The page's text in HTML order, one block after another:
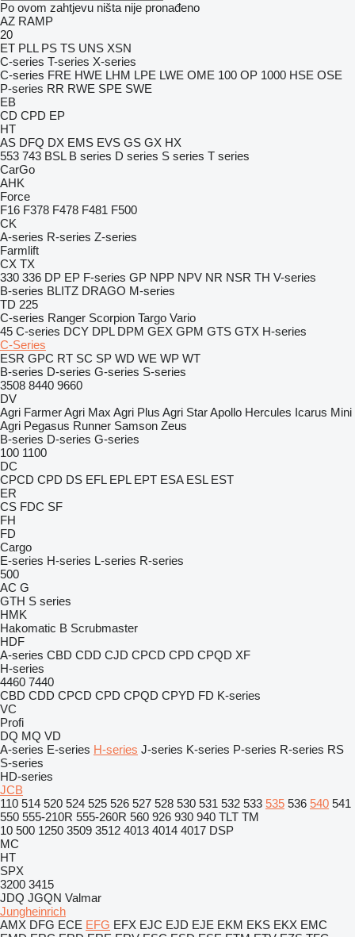
Po ovom zahtjevu ništa nije pronađeno
AZ RAMP
20
ET PLL PS TS UNS XSN
C-series T-series X-series
C-series FRE HWE LHM LPE LWE OME 100 OP 1000 HSE OSE
P-series RR RWE SPE SWE
EB
CD CPD EP
HT
AS DFQ DX EMS EVS GS GX HX
553 743 BSL B series D series S series T series
CarGo
AHK
Force
F16 F378 F478 F481 F500
CK
A-series R-series Z-series
Farmlift
CX TX
330 336 DP EP F-series GP NPP NPV NR NSR TH V-series
B-series BLITZ DRAGO M-series
TD 225
C-series Ranger Scorpion Targo Vario
45 C-series DCY DPL DPM GEX GPM GTS GTX H-series
C-Series
ESR GPC RT SC SP WD WE WP WT
B-series D-series G-series S-series
3508 8440 9660
DV
Agri FarmerAgri Max Agri Plus Agri StarApollo Hercules Icarus Mini
Agri Pegasus Runner Samson Zeus
B-series D-series G-series
100 1100
DC
CPCD CPD DS EFL EPL EPT ESA ESL EST
ER
CS FDC SF
FH
FD
Cargo
E-series H-series L-series R-series
500
AC G
GTH S series
HMK
Hakomatic B Scrubmaster
HDF
A-series CBD CDD CJD CPCD CPD CPQD XF
H-series
4460 7440
CBD CDD CPCD CPD CPQD CPYD FD K-series
VC
Profi
DQ MQ VD
A-series E-series H-series J-series K-series P-series R-series RS
S-series
HD-series
JCB
110 514 520 524 525 526 527 528 530 531 532 533 535 536 540 541
550 555-210R 555-260R 560 926 930 940 TLT TM
10 500 1250 3509 3512 4013 4014 4017 DSP
MC
HT
SPX
3200 3415
JDQ JGQN Valmar
Jungheinrich
AMX DFG ECE EFG EFX EJC EJD EJE EKM EKS EKX EMC